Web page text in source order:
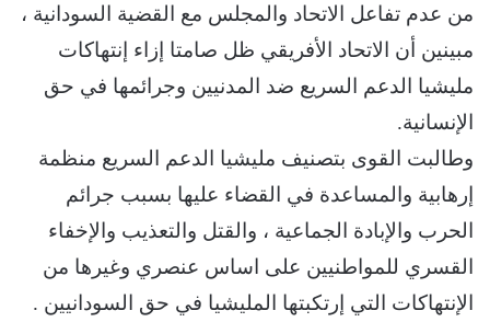
من عدم تفاعل الاتحاد والمجلس مع القضية السودانية ،
مبينين أن الاتحاد الأفريقي ظل صامتا إزاء إنتهاكات
مليشيا الدعم السريع ضد المدنيين وجرائمها في حق
الإنسانية.
وطالبت القوى بتصنيف مليشيا الدعم السريع منظمة
إرهابية والمساعدة في القضاء عليها بسبب جرائم
الحرب والإبادة الجماعية ، والقتل والتعذيب والإخفاء
القسري للمواطنيين على اساس عنصري وغيرها من
الإنتهاكات التي إرتكبتها المليشيا في حق السودانيين .